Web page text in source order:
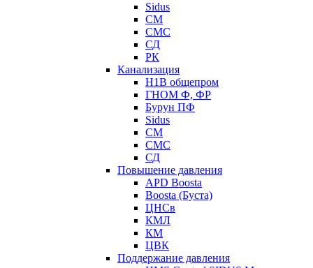
Sidus
СМ
СМС
СД
РК
Канализация
Н1В общепром
ГНОМ Ф, ФР
Бурун ПФ
Sidus
СМ
СМС
СД
Повышение давления
APD Boosta
Boosta (Буста)
ЦНСв
КМЛ
КМ
ЦВК
Поддержание давления